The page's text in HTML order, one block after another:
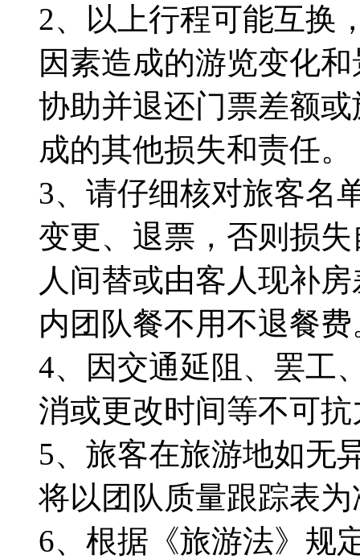
2、以上行程可能互换
因素造成的游览变化
协助并退还门票差额
成的其他损失和责任。
3、请仔细核对旅客名
变更、退票，否则损
人间替或由客人现补
内团队餐不用不退餐费
4、因交通延阻、罢工
消或更改时间等不可
5、旅客在旅游地如无
将以团队质量跟踪表
6、根据《旅游法》规